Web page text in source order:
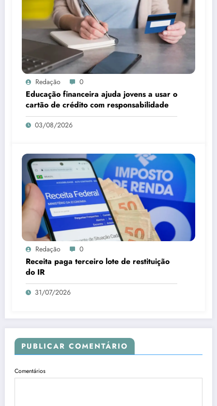
Redação 0
Educação financeira ajuda jovens a usar o
cartão de crédito com responsabilidade
03/08/2026
Redação 0
Receita paga terceiro lote de restituição
do IR
31/07/2026
PUBLICAR COMENTÁRIO
Comentários